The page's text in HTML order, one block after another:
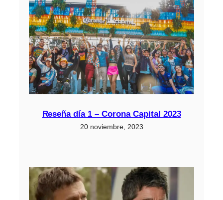
Reseña día 1 – Corona Capital 2023
20 noviembre, 2023